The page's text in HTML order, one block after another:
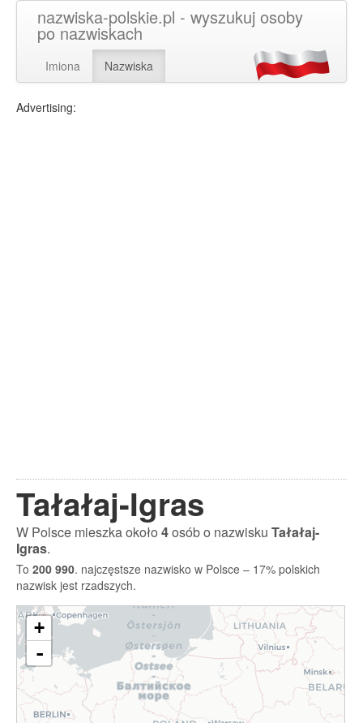
nazwiska-polskie.pl - wyszukuj osoby
po nazwiskach
Imiona Nazwiska
Advertising:
Tałałaj-Igras
W Polsce mieszka około4osób o nazwisku Tałałaj-
Igras.
To 200 990. najczęstsze nazwisko w Polsce – 17% polskich
nazwisk jest rzadszych.
+
-